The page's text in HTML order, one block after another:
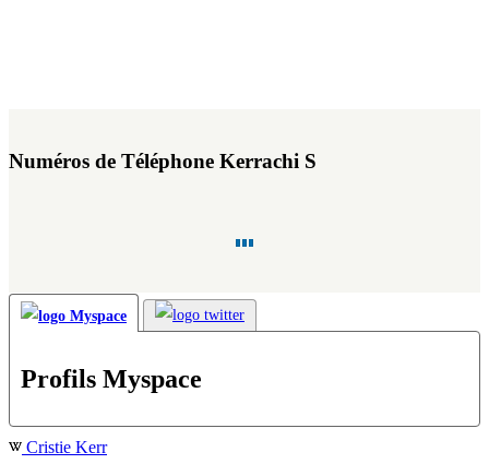
Numéros de Téléphone Kerrachi S
Profils Myspace
Cristie Kerr